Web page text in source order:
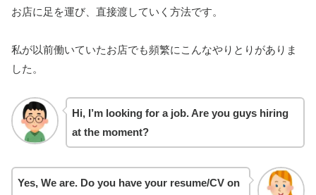
お店に足を運び、直接渡していく方法です。
私が以前働いていたお店でも頻繁にこんなやりとりがありま
した。
Hi, I’m looking for a job. Are you guys hiring
at the moment?
Yes, We are. Do you have your resume/CV on